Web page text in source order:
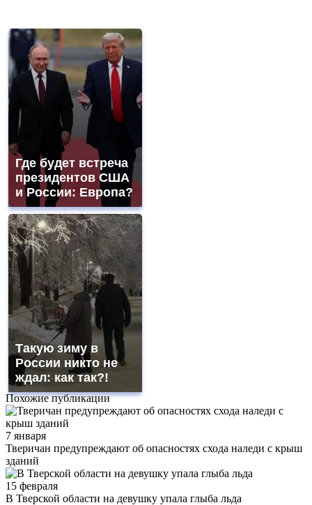
Где будет встреча
президентов США
и России: Европа?
Такую зиму в
России никто не
ждал: как так?!
Похожие публикации
7 января
Тверичан предупреждают об опасностях схода наледи с крыш
зданий
15 февраля
В Тверской области на девушку упала глыба льда